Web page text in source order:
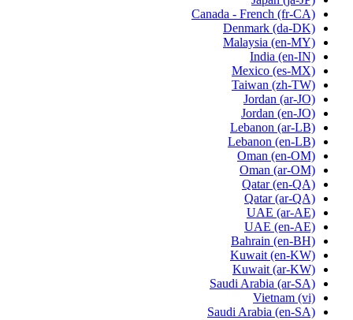
Canada - French (fr-CA)
Denmark (da-DK)
Malaysia (en-MY)
India (en-IN)
Mexico (es-MX)
Taiwan (zh-TW)
Jordan (ar-JO)
Jordan (en-JO)
Lebanon (ar-LB)
Lebanon (en-LB)
Oman (en-OM)
Oman (ar-OM)
Qatar (en-QA)
Qatar (ar-QA)
UAE (ar-AE)
UAE (en-AE)
Bahrain (en-BH)
Kuwait (en-KW)
Kuwait (ar-KW)
Saudi Arabia (ar-SA)
Vietnam (vi)
Saudi Arabia (en-SA)